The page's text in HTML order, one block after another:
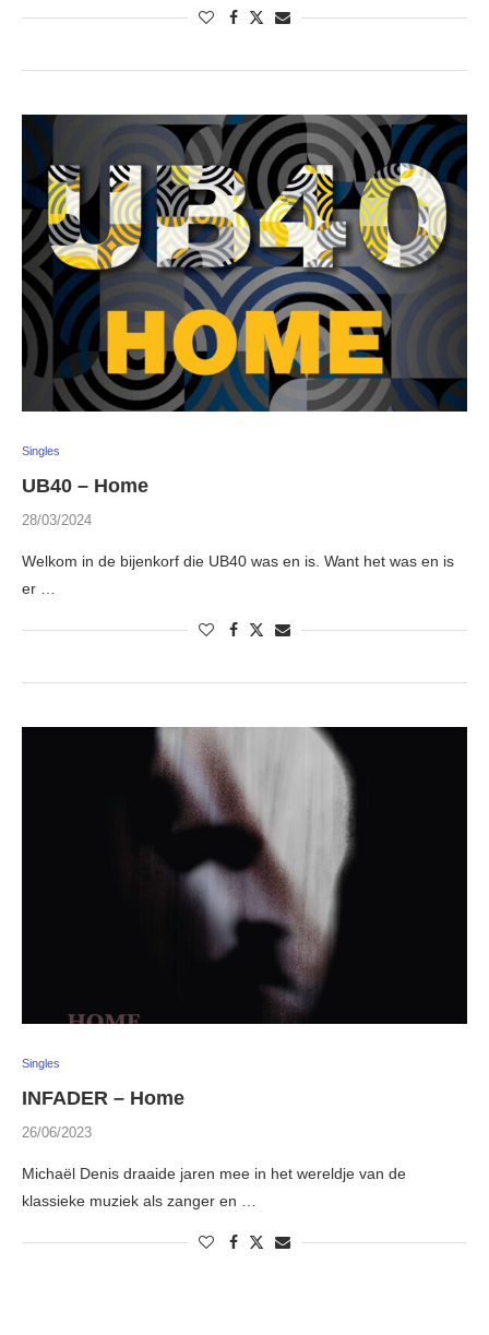
Singles
UB40 – Home
28/03/2024
Welkom in de bijenkorf die UB40 was en is. Want het was en is
er …
Singles
INFADER – Home
26/06/2023
Michaël Denis draaide jaren mee in het wereldje van de
klassieke muziek als zanger en …